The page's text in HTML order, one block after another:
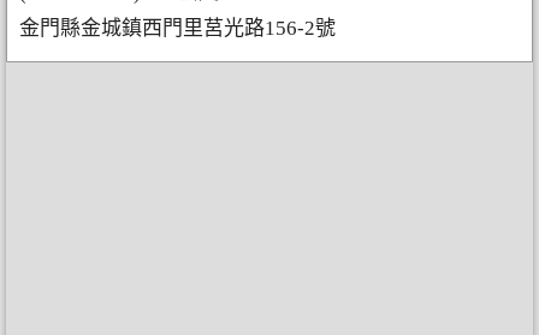
金門縣金城鎮西門里莒光路156-2號